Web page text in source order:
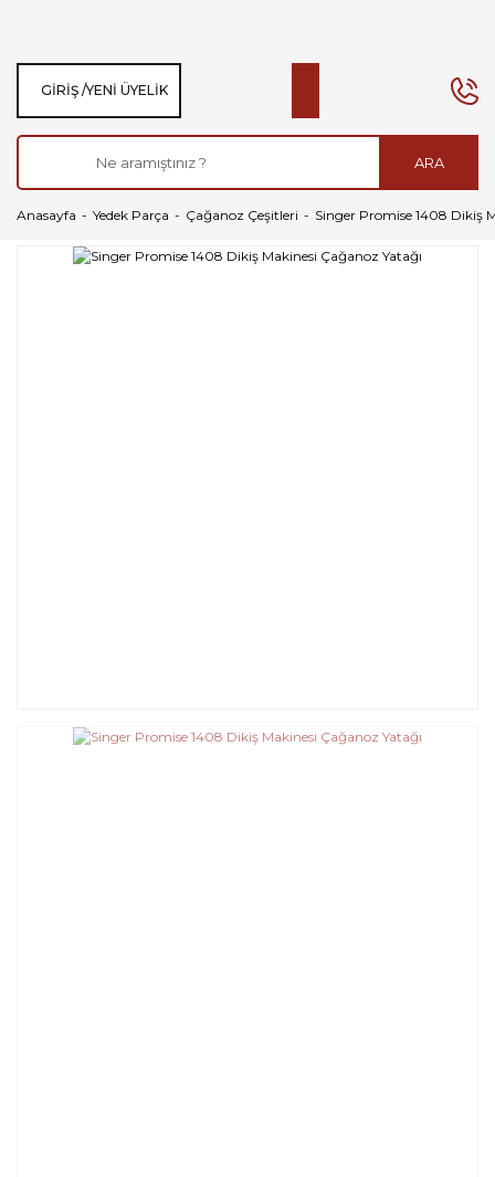
ARA
GIRIŞ /YENI ÜYELIK
Anasayfa Yedek Parça Çağanoz Çeşitleri Singer Promise 1408 Dikiş